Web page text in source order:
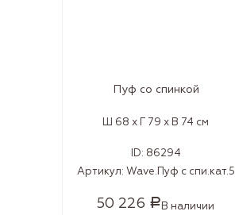
Пуф со спинкой
Ш 68 x Г 79 x В 74 см
ID: 86294
Артикул: Wave.Пуф с спи.кат.5
50 226 Р В наличии